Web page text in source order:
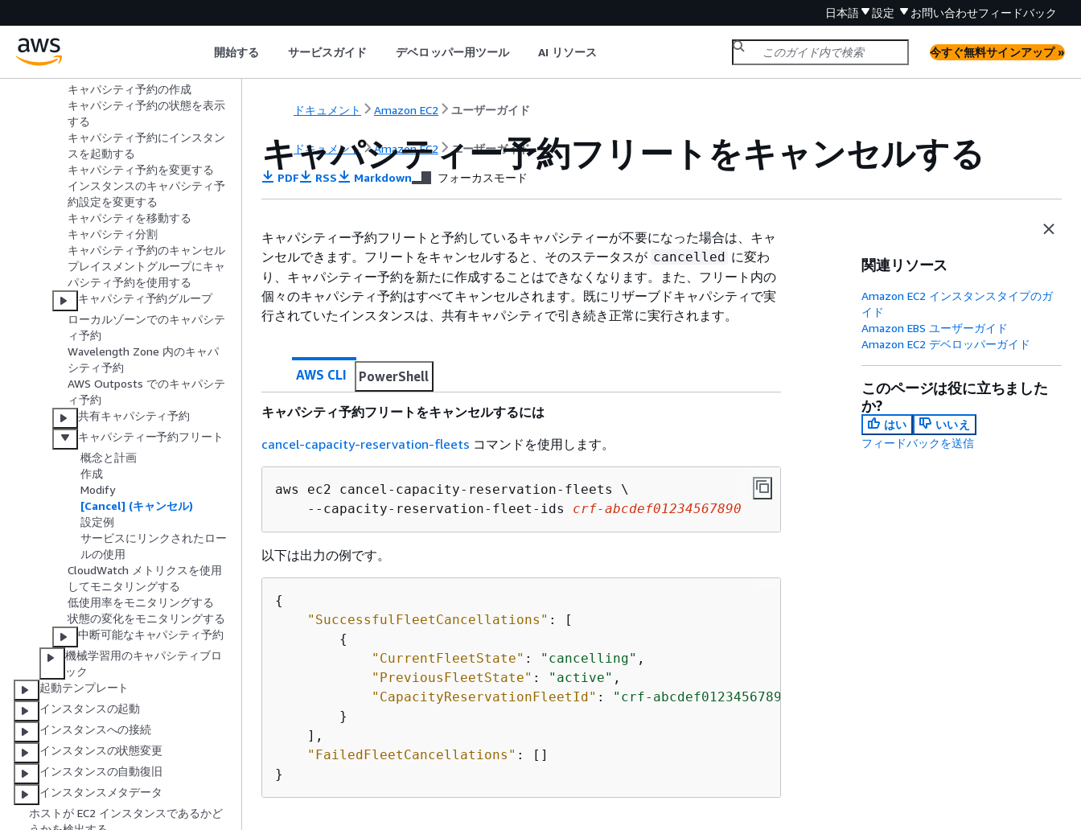
日本語 設定 お問い合わせフィードバック
開始する サービスガイド デベロッパー用ツール AI リソース 今すぐ無料サインアップ »
キャパシティ予約の作成
キャパシティ予約の状態を表示
する
キャパシティ予約にインスタン
スを起動する
キャパシティ予約を変更する
インスタンスのキャパシティ予
約設定を変更する
キャパシティを移動する
キャパシティ分割
キャパシティ予約のキャンセル
プレイスメントグループにキャ
パシティ予約を使用する
キャパシティ予約グループ
ローカルゾーンでのキャパシテ
ィ予約
Wavelength Zone 内のキャパ
シティ予約
AWS Outposts でのキャパシテ
ィ予約
共有キャパシティ予約
キャパシティー予約フリート
概念と計画
作成
Modify
[Cancel] (キャンセル)
設定例
サービスにリンクされたロー
ルの使用
CloudWatch メトリクスを使用
してモニタリングする
低使用率をモニタリングする
状態の変化をモニタリングする
中断可能なキャパシティ予約
機械学習用のキャパシティブロ
ック
起動テンプレート
インスタンスの起動
インスタンスへの接続
インスタンスの状態変更
インスタンスの自動復旧
インスタンスメタデータ
ホストが EC2 インスタンスであるかど
ドキュメント Amazon EC2 ユーザーガイド
ドキュメント Amazon EC2 ユーザーガイド
キャパシティー予約フリートをキャンセルする
PDF RSS Markdown フォーカスモード
キャパシティー予約フリートと予約しているキャパシティーが不要になった場合は、キャ
ンセルできます。フリートをキャンセルすると、そのステータスが cancelled に変わ
り、キャパシティー予約を新たに作成することはできなくなります。また、フリート内の
個々のキャパシティ予約はすべてキャンセルされます。既にリザーブドキャパシティで実
行されていたインスタンスは、共有キャパシティで引き続き正常に実行されます。
AWS CLI PowerShell
キャパシティ予約フリートをキャンセルするには
cancel-capacity-reservation-fleets コマンドを使用します。
aws ec2 cancel-capacity-reservation-fleets \
    --capacity-reservation-fleet-ids
crf-abcdef01234567890
以下は出力の例です。
{
"SuccessfulFleetCancellations" : [
{
"CurrentFleetState" : "cancelling" ,
"PreviousFleetState" : "active" ,
"CapacityReservationFleetId" :
"crf-abcdef01234567890"
        }
    ],
"FailedFleetCancellations" : []
}
関連リソース
Amazon EC2 インスタンスタイプのガ
イド
Amazon EBS ユーザーガイド
Amazon EC2 デベロッパーガイド
このページは役に立ちました
か?
はい
いいえ
フィードバックを送信